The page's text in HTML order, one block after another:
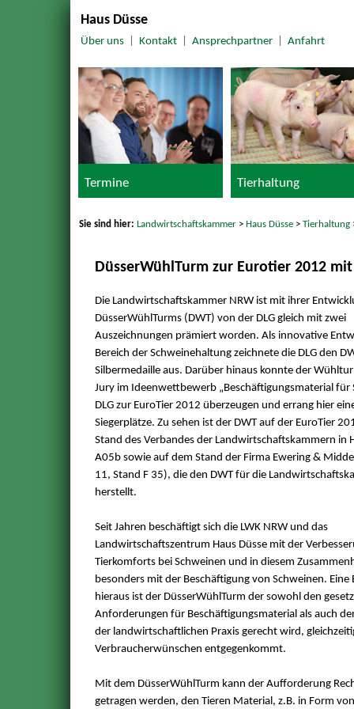
Haus Düsse
Über uns| Kontakt| Ansprechpartner| Anfahrt
Termine Tierhaltung
Sie sind hier:Landwirtschaftskammer >Haus Düsse >Tierhaltung
DüsserWühlTurm zur Eurotier 2012
Die Landwirtschaftskammer NRW ist mit ihrer
DüsserWühlTurms (DWT) von der DLG gleich mit zwei
Auszeichnungen prämiert worden. Als innovative
Bereich der Schweinehaltung zeichnete die DLG den
Silbermedaille aus. Darüber hinaus konnte der
Jury im Ideenwettbewerb „Beschäftigungsmaterial für
DLG zur EuroTier 2012 überzeugen und errang hier
Siegerplätze. Zu sehen ist der DWT auf der EuroTier
Stand des Verbandes der Landwirtschaftskammern in
A05b sowie auf dem Stand der Firma Ewering &
11, Stand F 35), die den DWT für die
herstellt.
Seit Jahren beschäftigt sich die LWK NRW und das
Landwirtschaftszentrum Haus Düsse mit der
Tierkomforts bei Schweinen und in diesem
besonders mit der Beschäftigung von Schweinen. Eine
hieraus ist der DüsserWühlTurm der sowohl den
Anforderungen für Beschäftigungsmaterial als auch
der landwirtschaftlichen Praxis gerecht wird,
Verbraucherwünschen entgegenkommt.
Mit dem DüsserWühlTurm kann der Aufforderung
getragen werden, den Tieren Material, z.B. in Form